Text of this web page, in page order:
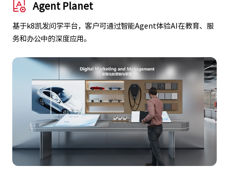
Agent Planet
基于k8凯发问学平台，客户可通过智能Agent体验AI在教育、服
务和办公中的深度应用。